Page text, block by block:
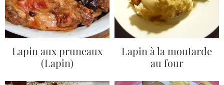
Lapin aux pruneaux
(Lapin)
Lapin à la moutarde
au four